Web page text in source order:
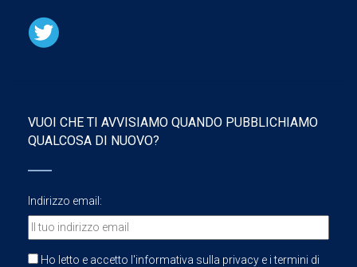
VUOI CHE TI AVVISIAMO QUANDO PUBBLICHIAMO
QUALCOSA DI NUOVO?
Indirizzo email:
Ho letto e accetto l'informativa sulla privacy e i termini di